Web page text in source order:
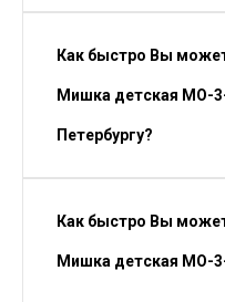
Как быстро Вы
Мишка детская МО-
Петербургу?
Как быстро Вы
Мишка детская МО-